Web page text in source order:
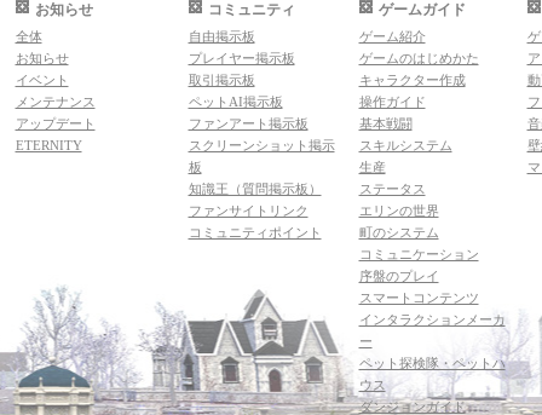
お知らせ
全体
お知らせ
イベント
メンテナンス
アップデート
ETERNITY
コミュニティ
自由掲示板
プレイヤー掲示板
取引掲示板
ペットAI掲示板
ファンアート掲示板
スクリーンショット掲示
板
知識王（質問掲示板）
ファンサイトリンク
コミュニティポイント
ゲームガイド
ゲーム紹介
ゲームのはじめかた
キャラクター作成
操作ガイド
基本戦闘
スキルシステム
生産
ステータス
エリンの世界
町のシステム
コミュニケーション
序盤のプレイ
スマートコンテンツ
インタラクションメーカ
ー
ペット探検隊・ペットハ
ウス
ダンジョンガイド